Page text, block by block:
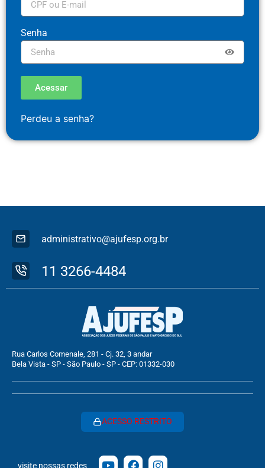
Senha
Acessar
Perdeu a senha?
administrativo@ajufesp.org.br
11 3266-4484
Rua Carlos Comenale, 281 - Cj. 32, 3 andar
Bela Vista - SP - São Paulo - SP - CEP: 01332-030
ACESSO RESTRITO